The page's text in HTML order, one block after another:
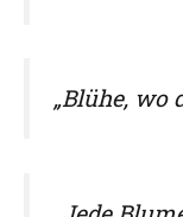
„Blühe, wo